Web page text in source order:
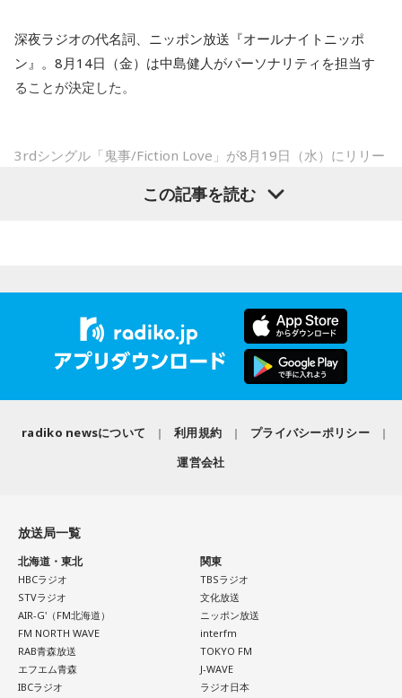
----------------------------------------------------
この日の放送をradikoタイムフリーで聴く
※放送エリア外の方は、プレミアム会員の登録でご利用いた
だけます。
＜番組概要＞
番組名：SPORTS BEAT supported by TOYOTA
放送日時：毎週土曜 10:00～10:50
パーソナリティ：藤木直人、高見侑里
――以前から痛みはあったのでしょうか？
山田「痛みがない範囲でできていたのですが、痛みの場所が
動いてしまって、数ミリでも痛みの場所が動くだけで痛みが
変わってくるので」
――実戦復帰まで4ヶ月という診断のもと、ファームで最初に
山田「順調にいくのも難しくて、リハビリをしていく上でエ
ラーが出たり、身体との感覚がつながりずらかったりするな
かで、本当にトレーナーさんのおかげでうまくやっていただ
きました」
活躍をどうご覧になられましたか？
山田「球速がすごくて、僕も追いつけるように頑張ります」
2試合に登板してみていかがですか？
そこは1番よかったのかなと思います。試合で投げる、野球が
できる感謝というのも再び感じることができましたし、野球
が楽しかったですね」
――今シーズンの登板はまだ2試合ですが、ヒットを1本も打
たれていないです。
深夜ラジオの代名詞、ニッポン放送『オールナイトニッポ
ン』。8月14日（金）は中島健人がパーソナリティを担当す
ることが決定した。
3rdシングル「鬼事/Fiction Love」が8月19日（水）にリリー
ティを初めて担当する。番組では、新曲「鬼事/Fiction
盛りだくさんの内容でお届けする一夜限りの特別番組『中島
健人のオールナイトニッポン』は8月14日(金)25時からニッポ
ン放送をキーステーションに全国ネットで放送。
■募集メール
事」。中島健人はこの「鬼事」を「日々のイラッとした出来
事」や「心がザワザワした、モヤモヤした事」を表す言葉と
してカジュアルに使っています。そんな、あなたの周りで起
きた「鬼事」を教えてください。
中島健人が、どう立ち回ればよかったのか手を差し伸べま
す。
この記事を読む
radiko newsについて 利用規約
プライバシーポリシー
運営会社
放送局一覧
北海道・東北
HBCラジオ
STVラジオ
AIR-G'（FM北海道）
FM NORTH WAVE
RAB青森放送
エフエム青森
IBCラジオ
関東
TBSラジオ
文化放送
ニッポン放送
interfm
TOKYO FM
J-WAVE
ラジオ日本